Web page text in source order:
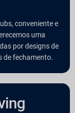
conveniente e
uma
por designs de
de fechamento.